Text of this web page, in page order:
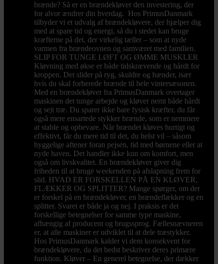
brænde? Så er en brændekløver den investering, der
for alvor ændrer din hverdag. Hos PrimusDanmark
tilbyder vi et udvalg af brændekløvere, der hjælper dig
med at spare tid og energi, så du i stedet kan bruge
kræfterne på det, der virkelig tæller – som at nyde
varmen fra brændeovnen og samværet med familien.
SLIP FOR TUNGE LØFT OG ØMME MUSKLER
Kløvning med økse er både tidskrævende og hårdt for
kroppen. Det slider på ryg, skuldre og hænder, især
hvis du skal forberede brænde til hele vintersæsonen.
Med en brændekløver fra PrimusDanmark overtager
maskinen det tunge arbejde og kløver nemt både hårdt
og sejt træ. Du sparer ikke bare fysisk kræfter, du får
også mere ensartede stykker brænde, som er nemmere
at stable og opbevare. Når brændet kløves hurtigt og
effektivt, får du mere tid til det, du helst vil – såsom
hyggelige aftener foran pejsen, tid med børnene eller at
nyde haven. Det handler ikke kun om komfort, men
også om livskvalitet. En brændekløver giver dig
friheden til at bruge weekenden på afslapning frem for
slid. HVAD ER FORSKELLEN PÅ EN KLØVER,
FLÆKKER OG SPLITTER? Mange spørger, om der
er forskel på en brændekløver, en brændeflækker og en
splitter. Svaret er både ja og nej. I praksis er det
forskellige betegnelser for samme type maskine,
afhængig af producent og brugssprog. Fællesnævneren
er, at alle maskiner er udviklet til at dele træstykker.
Hos PrimusDanmark kalder vi dem konsekvent for
brændekløvere, da det bedst beskriver deres primære
funktion. Kløver – En generel betegnelse, der dækker